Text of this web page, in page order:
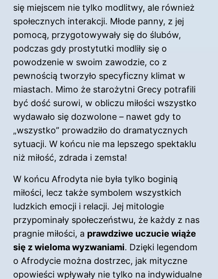
się miejscem nie tylko modlitwy, ale również
społecznych interakcji. Młode panny, z jej
pomocą, przygotowywały się do ślubów,
podczas gdy prostytutki modliły się o
powodzenie w swoim zawodzie, co z
pewnością tworzyło specyficzny klimat w
miastach. Mimo że starożytni Grecy potrafili
być dość surowi, w obliczu miłości wszystko
wydawało się dozwolone – nawet gdy to
„wszystko” prowadziło do dramatycznych
sytuacji. W końcu nie ma lepszego spektaklu
niż miłość, zdrada i zemsta!
W końcu Afrodyta nie była tylko boginią
miłości, lecz także symbolem wszystkich
ludzkich emocji i relacji. Jej mitologie
przypominały społeczeństwu, że każdy z nas
pragnie miłości, a prawdziwe uczucie wiąże
się z wieloma wyzwaniami. Dzięki legendom
o Afrodycie można dostrzec, jak mityczne
opowieści wpływały nie tylko na indywidualne